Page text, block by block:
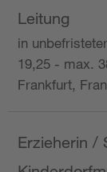
Leitung
in
19,25 - max.
Frankfurt,
Erzieherin /